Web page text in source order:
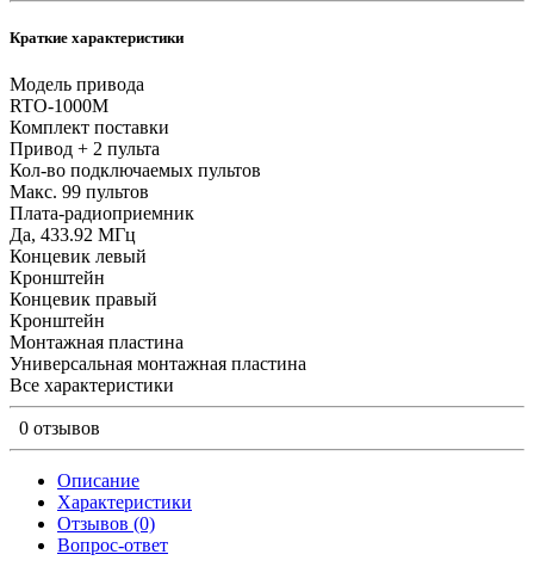
Краткие характеристики
Модель привода
RTO-1000М
Комплект поставки
Привод + 2 пульта
Кол-во подключаемых пультов
Макс. 99 пультов
Плата-радиоприемник
Да, 433.92 МГц
Концевик левый
Кронштейн
Концевик правый
Кронштейн
Монтажная пластина
Универсальная монтажная пластина
Все характеристики
0 отзывов
Описание
Характеристики
Отзывов (0)
Вопрос-ответ